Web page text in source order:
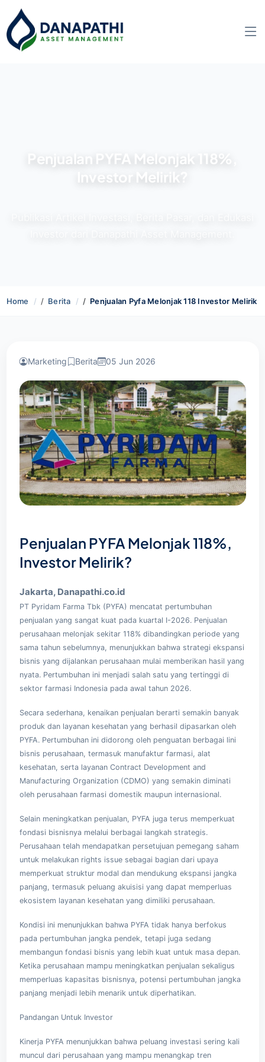
Penjualan PYFA Melonjak 118%,
Investor Melirik?
Home Berita Penjualan Pyfa Melonjak 118 Investor Melirik
Marketing Berita 05 Jun 2026
Penjualan PYFA Melonjak 118%,
Investor Melirik?
Jakarta, Danapathi.co.id
PT Pyridam Farma Tbk (PYFA) mencatat pertumbuhan
penjualan yang sangat kuat pada kuartal I-2026. Penjualan
perusahaan melonjak sekitar 118% dibandingkan periode yang
sama tahun sebelumnya, menunjukkan bahwa strategi ekspansi
bisnis yang dijalankan perusahaan mulai memberikan hasil yang
nyata. Pertumbuhan ini menjadi salah satu yang tertinggi di
sektor farmasi Indonesia pada awal tahun 2026.
Secara sederhana, kenaikan penjualan berarti semakin banyak
produk dan layanan kesehatan yang berhasil dipasarkan oleh
PYFA. Pertumbuhan ini didorong oleh penguatan berbagai lini
bisnis perusahaan, termasuk manufaktur farmasi, alat
kesehatan, serta layanan Contract Development and
Manufacturing Organization (CDMO) yang semakin diminati
oleh perusahaan farmasi domestik maupun internasional.
Selain meningkatkan penjualan, PYFA juga terus memperkuat
fondasi bisnisnya melalui berbagai langkah strategis.
Perusahaan telah mendapatkan persetujuan pemegang saham
untuk melakukan rights issue sebagai bagian dari upaya
memperkuat struktur modal dan mendukung ekspansi jangka
panjang, termasuk peluang akuisisi yang dapat memperluas
ekosistem layanan kesehatan yang dimiliki perusahaan.
Kondisi ini menunjukkan bahwa PYFA tidak hanya berfokus
pada pertumbuhan jangka pendek, tetapi juga sedang
membangun fondasi bisnis yang lebih kuat untuk masa depan.
Ketika perusahaan mampu meningkatkan penjualan sekaligus
memperluas kapasitas bisnisnya, potensi pertumbuhan jangka
panjang menjadi lebih menarik untuk diperhatikan.
Pandangan Untuk Investor
Kinerja PYFA menunjukkan bahwa peluang investasi sering kali
muncul dari perusahaan yang mampu menangkap tren